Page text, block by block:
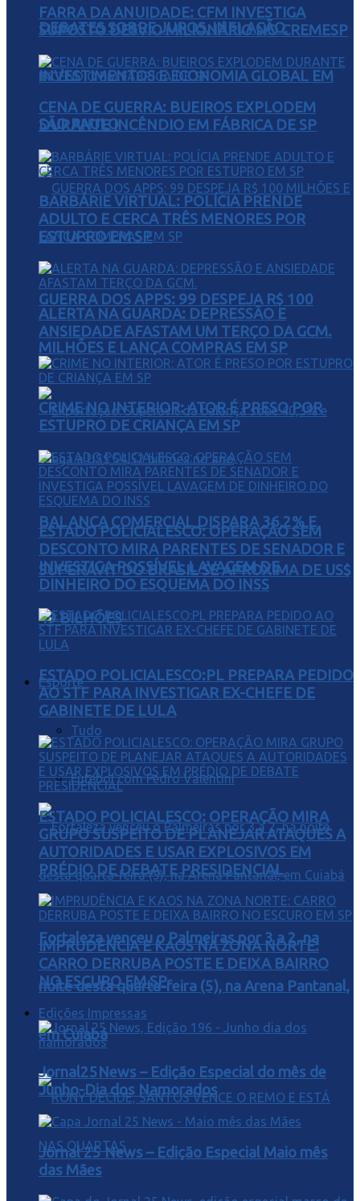
DEBATES SOBRE JUROS, INFLAÇÃO,
INVESTIMENTOS E ECONOMIA GLOBAL EM
SÃO PAULO
GUERRA DOS APPS: 99 DESPEJA R$ 100
MILHÕES E LANÇA COMPRAS EM SP
BALANÇA COMERCIAL DISPARA 36,2% E
SUPERÁVIT DO BRASIL SE APROXIMA DE US$
49 BILHÕES
Esporte
Tudo
Futebol com Pedro Valentini
Fortaleza venceu o Palmeiras por 3 a 2, na
noite desta quarta-feira (5), na Arena Pantanal,
em Cuiabá
FARRA DA ANUIDADE: CFM INVESTIGA
SUPOSTO DESVIO MILIONÁRIO NO CREMESP
CENA DE GUERRA: BUEIROS EXPLODEM
DURANTE INCÊNDIO EM FÁBRICA DE SP
BARBÁRIE VIRTUAL: POLÍCIA PRENDE
ADULTO E CERCA TRÊS MENORES POR
ESTUPRO EM SP
ALERTA NA GUARDA: DEPRESSÃO E
ANSIEDADE AFASTAM UM TERÇO DA GCM.
CRIME NO INTERIOR: ATOR É PRESO POR
ESTUPRO DE CRIANÇA EM SP
ESTADO POLICIALESCO: OPERAÇÃO SEM
DESCONTO MIRA PARENTES DE SENADOR E
INVESTIGA POSSÍVEL LAVAGEM DE
DINHEIRO DO ESQUEMA DO INSS
ESTADO POLICIALESCO:PL PREPARA PEDIDO
AO STF PARA INVESTIGAR EX-CHEFE DE
GABINETE DE LULA
ESTADO POLICIALESCO: OPERAÇÃO MIRA
GRUPO SUSPEITO DE PLANEJAR ATAQUES A
AUTORIDADES E USAR EXPLOSIVOS EM
PRÉDIO DE DEBATE PRESIDENCIAL
IMPRUDÊNCIA E KAOS NA ZONA NORTE:
CARRO DERRUBA POSTE E DEIXA BAIRRO
NO ESCURO EM SP
Edições Impressas
Jornal25News – Edição Especial do mês de
Junho-Dia dos Namorados
Jornal 25 News – Edição Especial Maio mês
das Mães